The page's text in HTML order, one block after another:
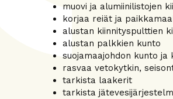
muovi ja alumiinilistojen
korjaa reiät ja
alustan kiinnityspulttien
alustan palkkien kunto
suojamaajohdon kunto ja
rasvaa vetokytkin,
tarkista laakerit
tarkista